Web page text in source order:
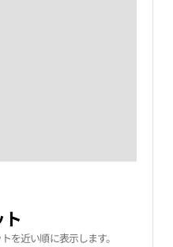
を近い順に表示します。